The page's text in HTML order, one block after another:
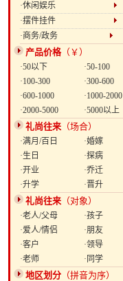
·休闲娱乐
·摆件挂件
·商务/政务
产品价格（￥）
·50以下
·50-100
·100-300
·300-600
·600-1000
·1000-2000
·2000-5000
·5000以上
礼尚往来 （场合）
·满月/百日
·婚嫁
·生日
·探病
·开业
·乔迁
·升学
·晋升
礼尚往来 （对象）
·老人/父母
·孩子
·爱人/情侣
·朋友
·客户
·领导
·老师
·同学
地区划分 （拼音为序）